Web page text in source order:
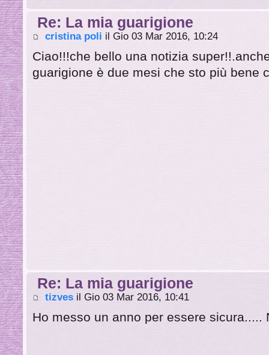
Re: La mia guarigione
cristina poli il Gio 03 Mar 2016, 10:24
Ciao!!!che bello una notizia
guarigione è due mesi che sto più bene
Re: La mia guarigione
tizves il Gio 03 Mar 2016, 10:41
Ho messo un anno per essere